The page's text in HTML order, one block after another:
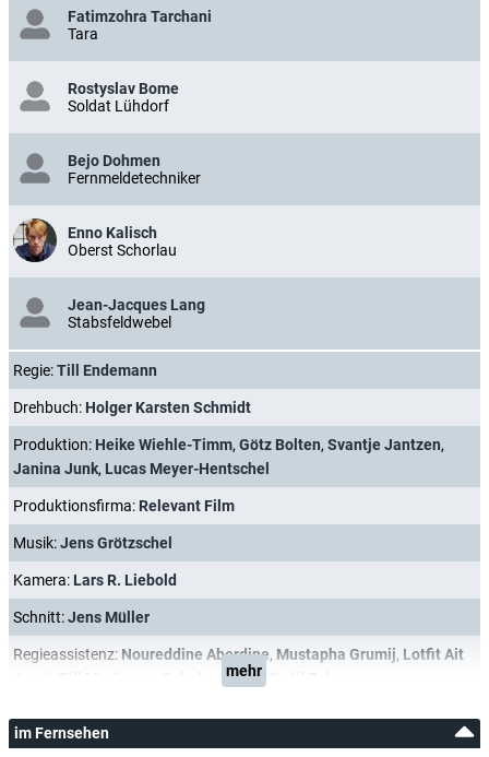
Fatimzohra Tarchani
Tara
Rostyslav Bome
Soldat Lühdorf
Bejo Dohmen
Fernmeldetechniker
Enno Kalisch
Oberst Schorlau
Jean-Jacques Lang
Stabsfeldwebel
Regie:Till Endemann
Drehbuch: Holger Karsten Schmidt
Produktion: Heike Wiehle-Timm, Götz Bolten, Svantje Jantzen,
Janina Junk, Lucas Meyer-Hentschel
Produktionsfirma: Relevant Film
Musik:Jens Grötzschel
Kamera: Lars R. Liebold
Schnitt:Jens Müller
Regieassistenz: Noureddine Aberdine, Mustapha Grumij, Lotfit Ait
Schoko Okroy,
mehr
im Fernsehen